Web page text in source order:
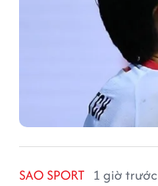
SAO SPORT 1 giờ trước